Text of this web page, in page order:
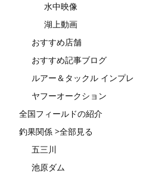
水中映像
湖上動画
おすすめ店舗
おすすめ記事ブログ
ルアー＆タックル インプレ
ヤフーオークション
全国フィールドの紹介
釣果関係 >全部見る
五三川
池原ダム